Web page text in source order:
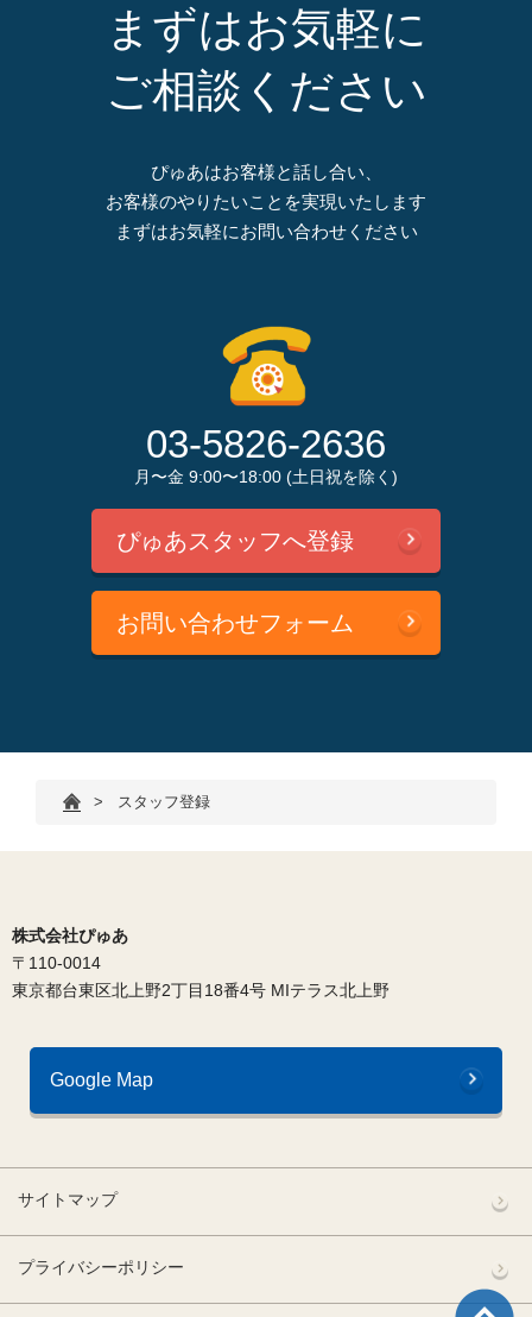
まずはお気軽に
ご相談ください
ぴゅあはお客様と話し合い、
お客様のやりたいことを実現いたします
まずはお気軽にお問い合わせください
03-5826-2636
月〜金 9:00〜18:00 (土日祝を除く)
ぴゅあスタッフへ登録
お問い合わせフォーム
> スタッフ登録
株式会社ぴゅあ
〒110-0014
東京都台東区北上野2丁目18番4号 MIテラス北上野
Google Map
サイトマップ
プライバシーポリシー